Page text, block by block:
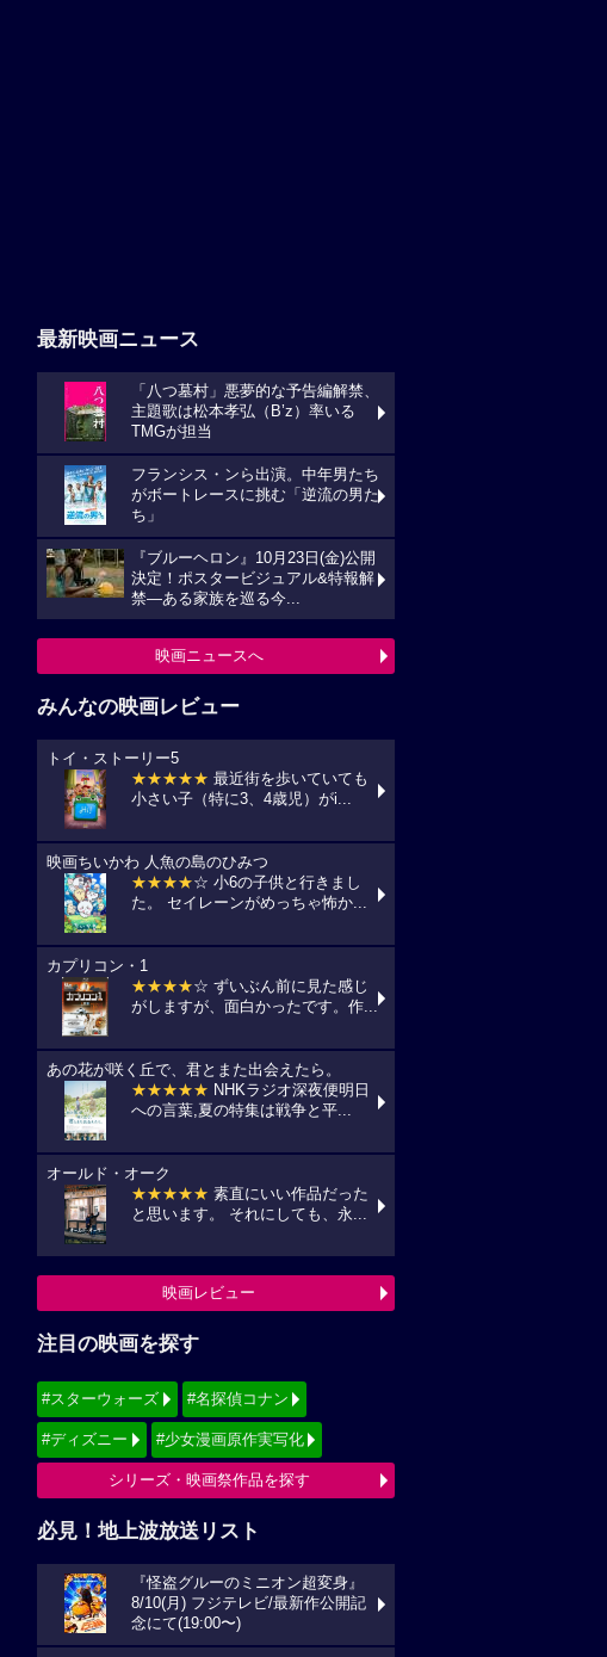
最新映画ニュース
「八つ墓村」悪夢的な予告編解禁、
主題歌は松本孝弘（B’z）率いる
TMGが担当
フランシス・ンら出演。中年男たち
がボートレースに挑む「逆流の男た
ち」
『ブルーヘロン』10月23日(金)公開
決定！ポスタービジュアル&特報解
禁―ある家族を巡る今...
映画ニュースへ
みんなの映画レビュー
トイ・ストーリー5
★★★★★ 最近街を歩いていても
小さい子（特に3、4歳児）がi...
映画ちいかわ 人魚の島のひみつ
★★★★☆ 小6の子供と行きまし
た。 セイレーンがめっちゃ怖か...
カプリコン・1
★★★★☆ ずいぶん前に見た感じ
がしますが、面白かったです。作...
あの花が咲く丘で、君とまた出会えたら。
★★★★★ NHKラジオ深夜便明日
への言葉,夏の特集は戦争と平...
オールド・オーク
★★★★★ 素直にいい作品だった
と思います。 それにしても、永...
映画レビュー
注目の映画を探す
#スターウォーズ #名探偵コナン
#ディズニー #少女漫画原作実写化
シリーズ・映画祭作品を探す
必見！地上波放送リスト
『怪盗グルーのミニオン超変身』
8/10(月) フジテレビ/最新作公開記
念にて(19:00〜)